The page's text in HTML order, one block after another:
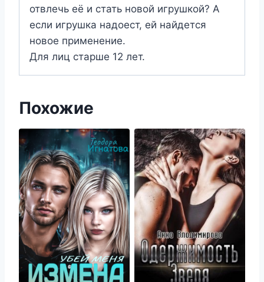
отвлечь её и стать новой игрушкой? А
если игрушка надоест, ей найдется
новое применение.
Для лиц старше 12 лет.
Похожие